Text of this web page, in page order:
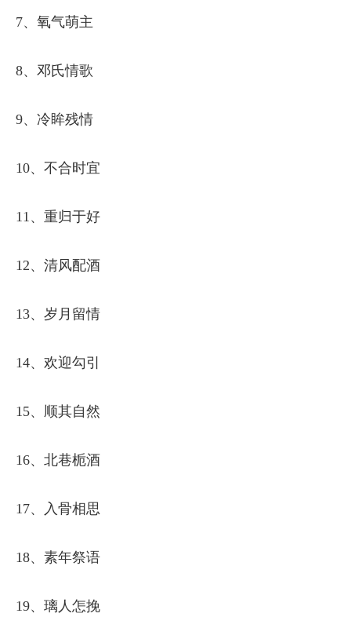
7、氧气萌主
8、邓氏情歌
9、冷眸残情
10、不合时宜
11、重归于好
12、清风配酒
13、岁月留情
14、欢迎勾引
15、顺其自然
16、北巷栀酒
17、入骨相思
18、素年祭语
19、璃人怎挽